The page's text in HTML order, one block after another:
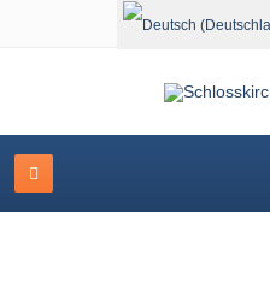
Sprache auswählen